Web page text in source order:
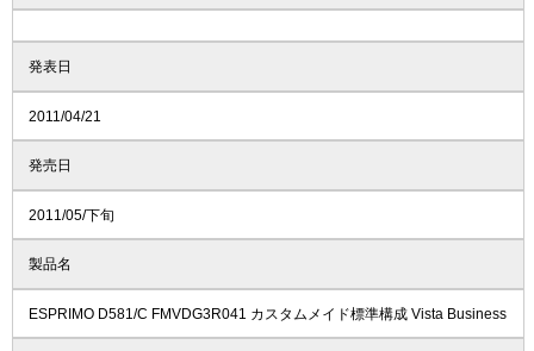
発表日
2011/04/21
発売日
2011/05/下旬
製品名
ESPRIMO D581/C FMVDG3R041 カスタムメイド標準構成 Vista Business